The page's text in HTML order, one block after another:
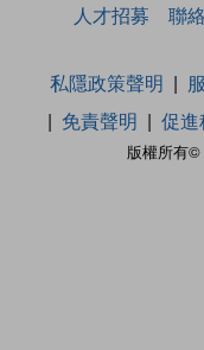
人才招募
聯
版權所有©
私隱政策聲明
免責聲明
促